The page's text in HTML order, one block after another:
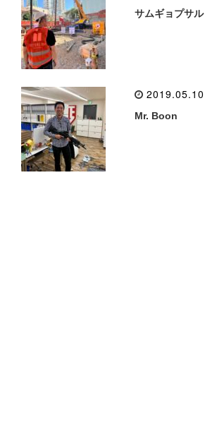
サムギョプサル
2019.05.10
Mr. Boon